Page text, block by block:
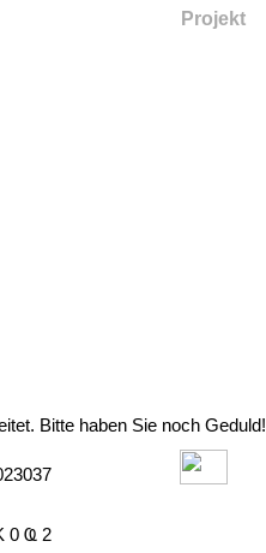
Bitte haben Sie noch Geduld!
0 Ҩ 2
Projekt